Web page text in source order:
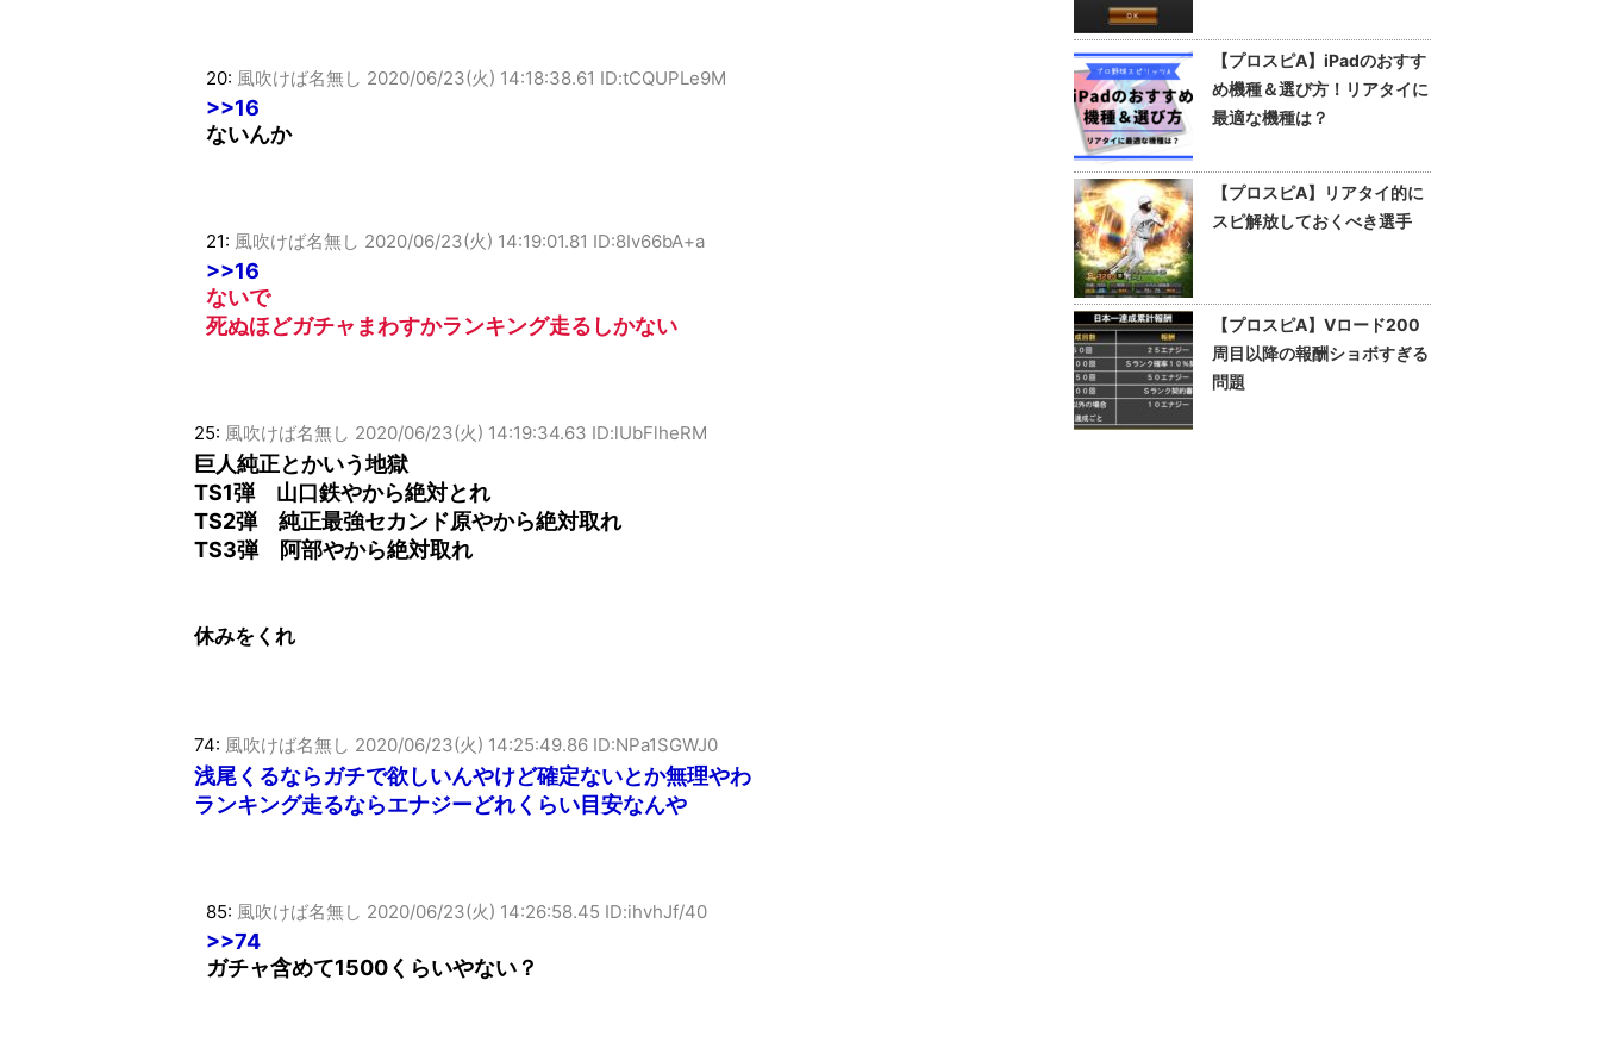
20: 風吹けば名無し 2020/06/23(火) 14:18:38.61 ID:tCQUPLe9M
>>16
ないんか
21: 風吹けば名無し 2020/06/23(火) 14:19:01.81 ID:8Iv66bA+a
>>16
ないで
死ぬほどガチャまわすかランキング走るしかない
25: 風吹けば名無し 2020/06/23(火) 14:19:34.63 ID:lUbFlheRM
巨人純正とかいう地獄
TS1弾 山口鉄やから絶対とれ
TS2弾 純正最強セカンド原やから絶対取れ
TS3弾 阿部やから絶対取れ
休みをくれ
74: 風吹けば名無し 2020/06/23(火) 14:25:49.86 ID:NPa1SGWJ0
浅尾くるならガチで欲しいんやけど確定ないとか無理やわ
ランキング走るならエナジーどれくらい目安なんや
85: 風吹けば名無し 2020/06/23(火) 14:26:58.45 ID:ihvhJf/40
>>74
ガチャ含めて1500くらいやない？
【プロスピA】iPadのおすす
め機種＆選び方！リアタイに
最適な機種は？
【プロスピA】リアタイ的に
スピ解放しておくべき選手
【プロスピA】Vロード200
周目以降の報酬ショボすぎる
問題